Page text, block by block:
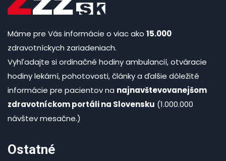
Máme pre Vás informácie o viac ako 15.000
zdravotníckych zariadeniach.
Vyhľadajte si ordinačné hodiny ambulancií, otváracie
hodiny lekární, pohotovosti, články a ďalšie dôležité
informácie pre pacientov na najnavštevovanejšom
zdravotníckom portáli na Slovensku (1.000.000
návštev mesačne.)
Ostatné